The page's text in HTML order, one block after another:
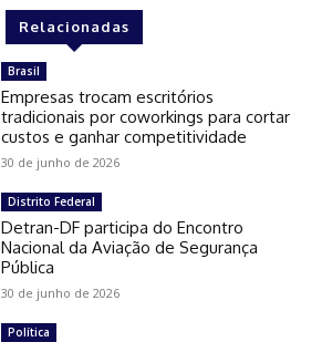
Relacionadas
Brasil
Empresas trocam escritórios
tradicionais por coworkings para cortar
custos e ganhar competitividade
30 de junho de 2026
Distrito Federal
Detran-DF participa do Encontro
Nacional da Aviação de Segurança
Pública
30 de junho de 2026
Política